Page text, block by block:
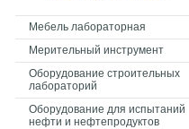
Мебель лабораторная
Мерительный инструмент
Оборудование строительных
лабораторий
Оборудование для испытаний
нефти и нефтепродуктов